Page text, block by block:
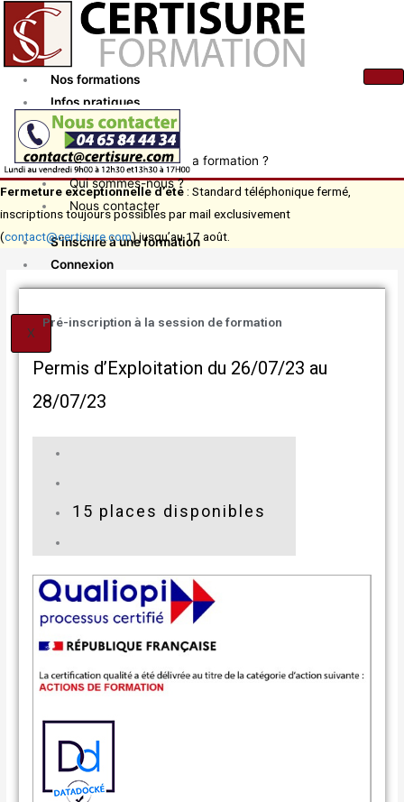
contenu
Nos formations
Infos pratiques
Actualités
Comment financer ma formation ?
Qui sommes-nous ?
Nous contacter
S’inscrire à une formation
Connexion
X
Fermeture exceptionnelle d’été : Standard téléphonique fermé,
inscriptions toujours possibles par mail exclusivement
(contact@certisure.com) jusqu’au 17 août.
Pré-inscription à la session de formation
Permis d’Exploitation du 26/07/23 au
28/07/23
15 places disponibles